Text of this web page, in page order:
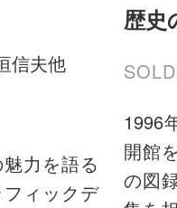
信夫他
力を語る
ィックデ
歴史
1996
開館
の図